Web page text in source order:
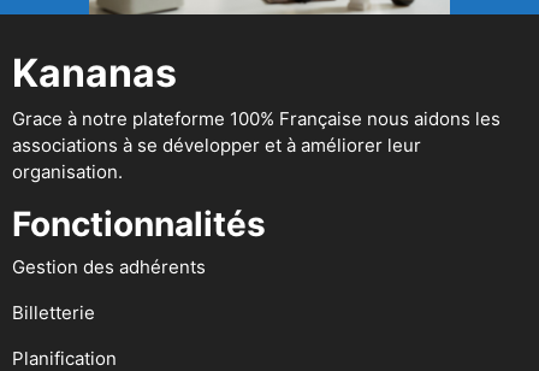
Kananas
Grace à notre plateforme 100% Française nous aidons les
associations à se développer et à améliorer leur
organisation.
Fonctionnalités
Gestion des adhérents
Billetterie
Planification